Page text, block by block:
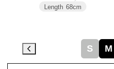
Length 68cm
S M